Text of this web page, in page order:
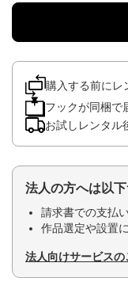
購入する前にレ
フックが同梱で
お試しレンタル
法人の方へは以
請求書での支払
作品選定や設置
法人向けサービス